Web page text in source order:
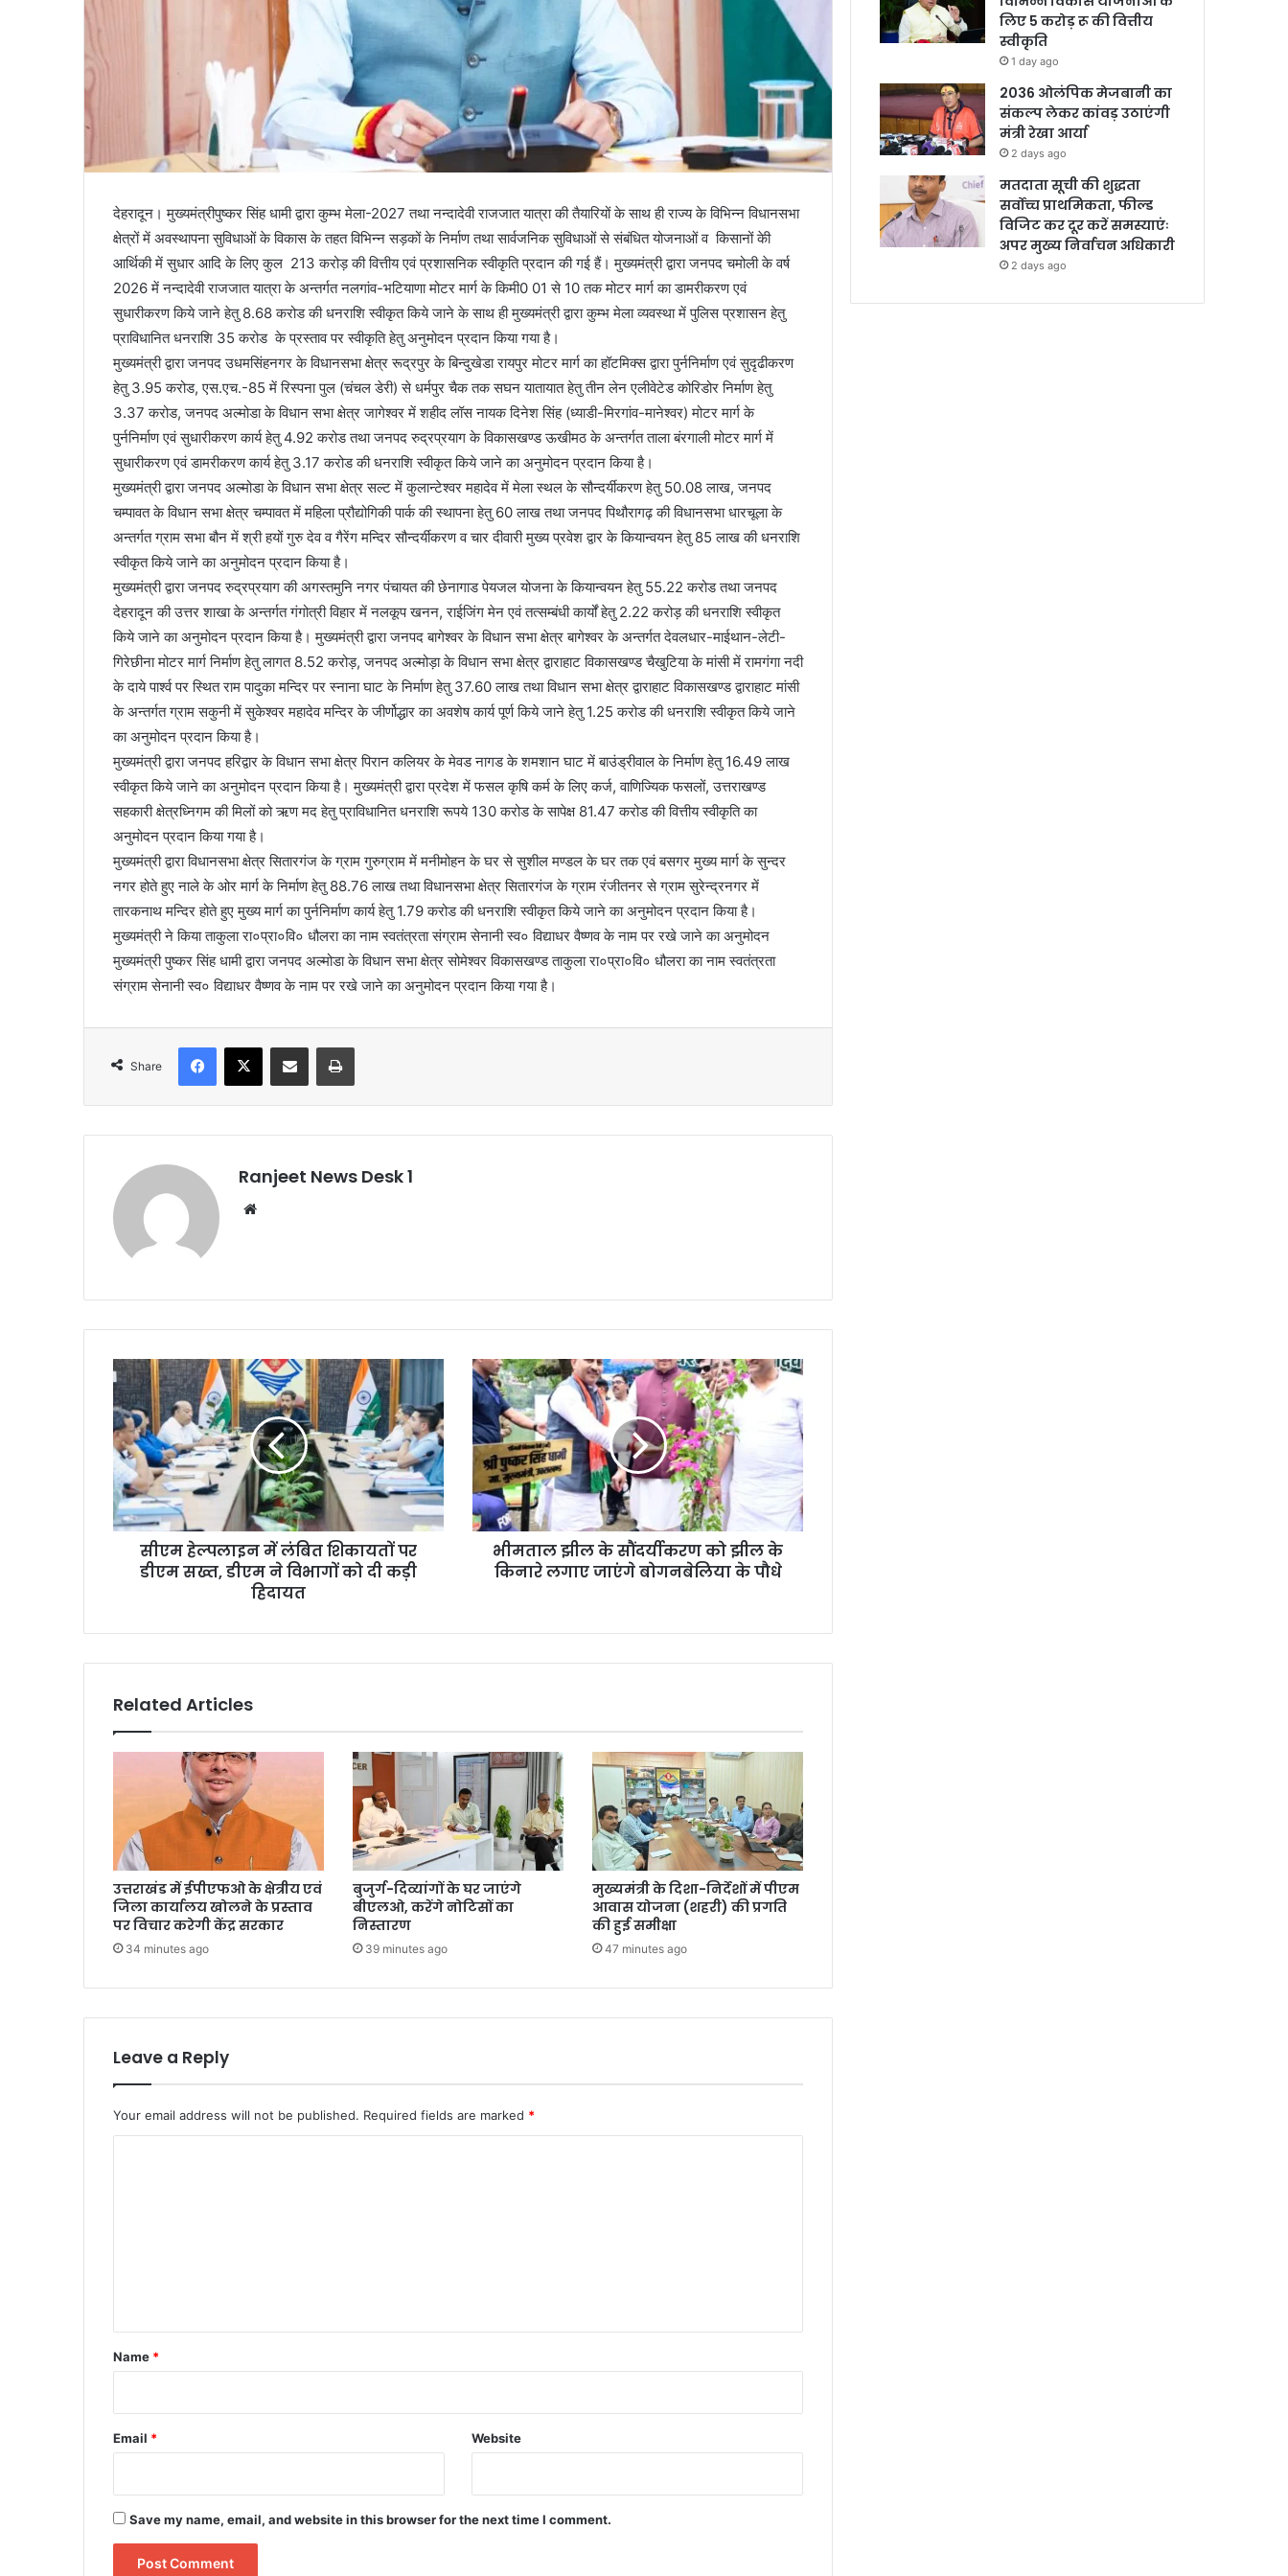
देहरादून। मुख्यमंत्रीपुष्कर सिंह धामी द्वारा कुम्भ मेला-2027 तथा नन्दादेवी राजजात यात्रा की तैयारियों के साथ ही राज्य के विभिन्न विधानसभा
क्षेत्रों में अवस्थापना सुविधाओं के विकास के तहत विभिन्न सड़कों के निर्माण तथा सार्वजनिक सुविधाओं से संबंधित योजनाओं व किसानों केी
आर्थिकी में सुधार आदि के लिए कुल 213 करोड़ की वित्तीय एवं प्रशासनिक स्वीकृति प्रदान की गई हैं। मुख्यमंत्री द्वारा जनपद चमोली के वर्ष
2026 में नन्दादेवी राजजात यात्रा के अन्तर्गत नलगांव-भटियाणा मोटर मार्ग के किमी0 01 से 10 तक मोटर मार्ग का डामरीकरण एवं
सुधारीकरण किये जाने हेतु 8.68 करोड की धनराशि स्वीकृत किये जाने के साथ ही मुख्यमंत्री द्वारा कुम्भ मेला व्यवस्था में पुलिस प्रशासन हेतु
प्राविधानित धनराशि 35 करोड के प्रस्ताव पर स्वीकृति हेतु अनुमोदन प्रदान किया गया है।
मुख्यमंत्री द्वारा जनपद उधमसिंहनगर के विधानसभा क्षेत्र रूद्रपुर के बिन्दुखेडा रायपुर मोटर मार्ग का हॉटमिक्स द्वारा पुर्ननिर्माण एवं सुदृढीकरण
हेतु 3.95 करोड, एस.एच.-85 में रिस्पना पुल (चंचल डेरी) से धर्मपुर चैक तक सघन यातायात हेतु तीन लेन एलीवेटेड कोरिडोर निर्माण हेतु
3.37 करोड, जनपद अल्मोडा के विधान सभा क्षेत्र जागेश्वर में शहीद लॉस नायक दिनेश सिंह (ध्याडी-मिरगांव-मानेश्वर) मोटर मार्ग के
पुर्ननिर्माण एवं सुधारीकरण कार्य हेतु 4.92 करोड तथा जनपद रुद्रप्रयाग के विकासखण्ड ऊखीमठ के अन्तर्गत ताला बंरगाली मोटर मार्ग में
सुधारीकरण एवं डामरीकरण कार्य हेतु 3.17 करोड की धनराशि स्वीकृत किये जाने का अनुमोदन प्रदान किया है।
मुख्यमंत्री द्वारा जनपद अल्मोडा के विधान सभा क्षेत्र सल्ट में कुलान्टेश्वर महादेव में मेला स्थल के सौन्दर्यीकरण हेतु 50.08 लाख, जनपद
चम्पावत के विधान सभा क्षेत्र चम्पावत में महिला प्रौद्योगिकी पार्क की स्थापना हेतु 60 लाख तथा जनपद पिथौरागढ़ की विधानसभा धारचूला के
अन्तर्गत ग्राम सभा बौन में श्री हयों गुरु देव व गैरेंग मन्दिर सौन्दर्यीकरण व चार दीवारी मुख्य प्रवेश द्वार के कियान्वयन हेतु 85 लाख की धनराशि
स्वीकृत किये जाने का अनुमोदन प्रदान किया है।
मुख्यमंत्री द्वारा जनपद रुद्रप्रयाग की अगस्तमुनि नगर पंचायत की छेनागाड पेयजल योजना के कियान्वयन हेतु 55.22 करोड तथा जनपद
देहरादून की उत्तर शाखा के अन्तर्गत गंगोत्री विहार में नलकूप खनन, राईजिंग मेन एवं तत्सम्बंधी कार्यों हेतु 2.22 करोड़ की धनराशि स्वीकृत
किये जाने का अनुमोदन प्रदान किया है। मुख्यमंत्री द्वारा जनपद बागेश्वर के विधान सभा क्षेत्र बागेश्वर के अन्तर्गत देवलधार-माईथान-लेटी-
गिरेछीना मोटर मार्ग निर्माण हेतु लागत 8.52 करोड़, जनपद अल्मोड़ा के विधान सभा क्षेत्र द्वाराहाट विकासखण्ड चैखुटिया के मांसी में रामगंगा नदी
के दाये पार्श्व पर स्थित राम पादुका मन्दिर पर स्नाना घाट के निर्माण हेतु 37.60 लाख तथा विधान सभा क्षेत्र द्वाराहाट विकासखण्ड द्वाराहाट मांसी
के अन्तर्गत ग्राम सकुनी में सुकेश्वर महादेव मन्दिर के जीर्णोद्धार का अवशेष कार्य पूर्ण किये जाने हेतु 1.25 करोड की धनराशि स्वीकृत किये जाने
का अनुमोदन प्रदान किया है।
मुख्यमंत्री द्वारा जनपद हरिद्वार के विधान सभा क्षेत्र पिरान कलियर के मेवड नागड के शमशान घाट में बाउंड्रीवाल के निर्माण हेतु 16.49 लाख
स्वीकृत किये जाने का अनुमोदन प्रदान किया है। मुख्यमंत्री द्वारा प्रदेश में फसल कृषि कर्म के लिए कर्ज, वाणिज्यिक फसलों, उत्तराखण्ड
सहकारी क्षेत्रध्निगम की मिलों को ऋण मद हेतु प्राविधानित धनराशि रूपये 130 करोड के सापेक्ष 81.47 करोड की वित्तीय स्वीकृति का
अनुमोदन प्रदान किया गया है।
मुख्यमंत्री द्वारा विधानसभा क्षेत्र सितारगंज के ग्राम गुरुग्राम में मनीमोहन के घर से सुशील मण्डल के घर तक एवं बसगर मुख्य मार्ग के सुन्दर
नगर होते हुए नाले के ओर मार्ग के निर्माण हेतु 88.76 लाख तथा विधानसभा क्षेत्र सितारगंज के ग्राम रंजीतनर से ग्राम सुरेन्द्रनगर में
तारकनाथ मन्दिर होते हुए मुख्य मार्ग का पुर्ननिर्माण कार्य हेतु 1.79 करोड की धनराशि स्वीकृत किये जाने का अनुमोदन प्रदान किया है।
मुख्यमंत्री ने किया ताकुला रा०प्रा०वि० धौलरा का नाम स्वतंत्रता संग्राम सेनानी स्व० विद्याधर वैष्णव के नाम पर रखे जाने का अनुमोदन
मुख्यमंत्री पुष्कर सिंह धामी द्वारा जनपद अल्मोडा के विधान सभा क्षेत्र सोमेश्वर विकासखण्ड ताकुला रा०प्रा०वि० धौलरा का नाम स्वतंत्रता
संग्राम सेनानी स्व० विद्याधर वैष्णव के नाम पर रखे जाने का अनुमोदन प्रदान किया गया है।
Share
Ranjeet News Desk 1
सीएम हेल्पलाइन में लंबित शिकायतों पर
डीएम सख्त, डीएम ने विभागों को दी कड़ी
हिदायत
भीमताल झील के सौंदर्यीकरण को झील के
किनारे लगाए जाएंगे बोगनबेलिया के पौधे
Related Articles
उत्तराखंड में ईपीएफओ के क्षेत्रीय एवं
जिला कार्यालय खोलने के प्रस्ताव
पर विचार करेगी केंद्र सरकार
34 minutes ago
बुजुर्ग-दिव्यांगों के घर जाएंगे
बीएलओ, करेंगे नोटिसों का
निस्तारण
39 minutes ago
मुख्यमंत्री के दिशा-निर्देशों में पीएम
आवास योजना (शहरी) की प्रगति
की हुई समीक्षा
47 minutes ago
Leave a Reply
Your email address will not be published. Required fields are marked *
*
Name *
Email * Website
Save my name, email, and website in this browser for the next time I comment.
लिए 5 करोड़ रू की वित्तीय
स्वीकृति
1 day ago
2036 ओलंपिक मेजबानी का
संकल्प लेकर कांवड़ उठाएंगी
मंत्री रेखा आर्या
2 days ago
मतदाता सूची की शुद्धता
सर्वोच्च प्राथमिकता, फील्ड
विजिट कर दूर करें समस्याएंः
अपर मुख्य निर्वाचन अधिकारी
2 days ago